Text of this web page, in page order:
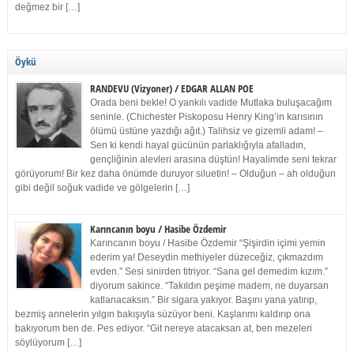
değmez bir […]
Öykü
RANDEVU (Vizyoner) / EDGAR ALLAN POE
Orada beni bekle! O yankılı vadide Mutlaka buluşacağım
seninle. (Chichester Piskoposu Henry King’in karısının
ölümü üstüne yazdığı ağıt.) Talihsiz ve gizemli adam! –
Sen ki kendi hayal gücünün parlaklığıyla afalladın,
gençliğinin alevleri arasına düştün! Hayalimde seni tekrar
görüyorum! Bir kez daha önümde duruyor siluetin! – Olduğun – ah olduğun
gibi değil soğuk vadide ve gölgelerin […]
Karıncanın boyu / Hasibe Özdemir
Karıncanın boyu / Hasibe Özdemir “Şişirdin içimi yemin
ederim ya! Deseydin methiyeler düzeceğiz, çıkmazdım
evden.” Sesi sinirden titriyor. “Sana gel demedim kızım.”
diyorum sakince. “Takıldın peşime madem, ne duyarsan
katlanacaksın.” Bir sigara yakıyor. Başını yana yatırıp,
bezmiş annelerin yılgın bakışıyla süzüyor beni. Kaşlarımı kaldırıp ona
bakıyorum ben de. Pes ediyor. “Git nereye atacaksan at, ben mezeleri
söylüyorum […]